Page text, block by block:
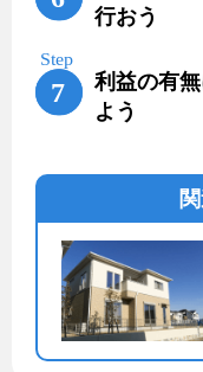
行おう
利益の有
よう